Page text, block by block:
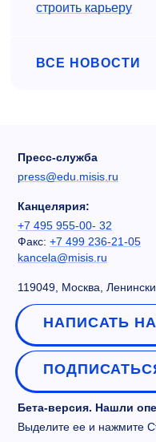
строить карьеру
ВСЕ НОВОСТИ
Пресс-служба
press@edu.misis.ru
Канцелярия:
+7 495 955-00- 32
Факс: +7 499 236-21-05
kancela@misis.ru
119049, Москва,
НАПИСАТЬ
Бета-версия. Нашли
Выделите ее и нажмите